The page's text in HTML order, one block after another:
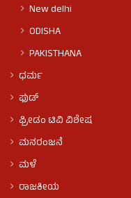
New delhi
ODISHA
PAKISTHANA
ಧರ್ಮ
ಫುಡ್​​
ಫ್ರೀಡಂ ಟಿವಿ ವಿಶೇಷ
ಮನರಂಜನೆ
ಮಳೆ
ರಾಜಕೀಯ